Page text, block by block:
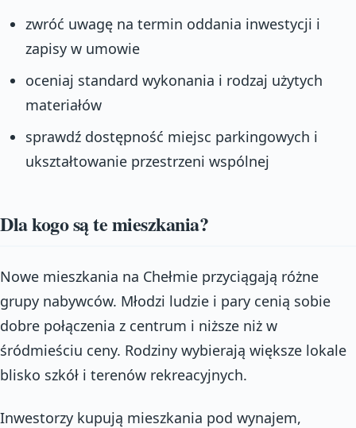
zwróć uwagę na termin oddania inwestycji i
zapisy w umowie
oceniaj standard wykonania i rodzaj użytych
materiałów
sprawdź dostępność miejsc parkingowych i
ukształtowanie przestrzeni wspólnej
Dla kogo są te mieszkania?
Nowe mieszkania na Chełmie przyciągają różne
grupy nabywców. Młodzi ludzie i pary cenią sobie
dobre połączenia z centrum i niższe niż w
śródmieściu ceny. Rodziny wybierają większe lokale
blisko szkół i terenów rekreacyjnych.
Inwestorzy kupują mieszkania pod wynajem,